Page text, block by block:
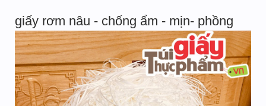
giấy rơm nâu - chống ẩm - mịn- phồng